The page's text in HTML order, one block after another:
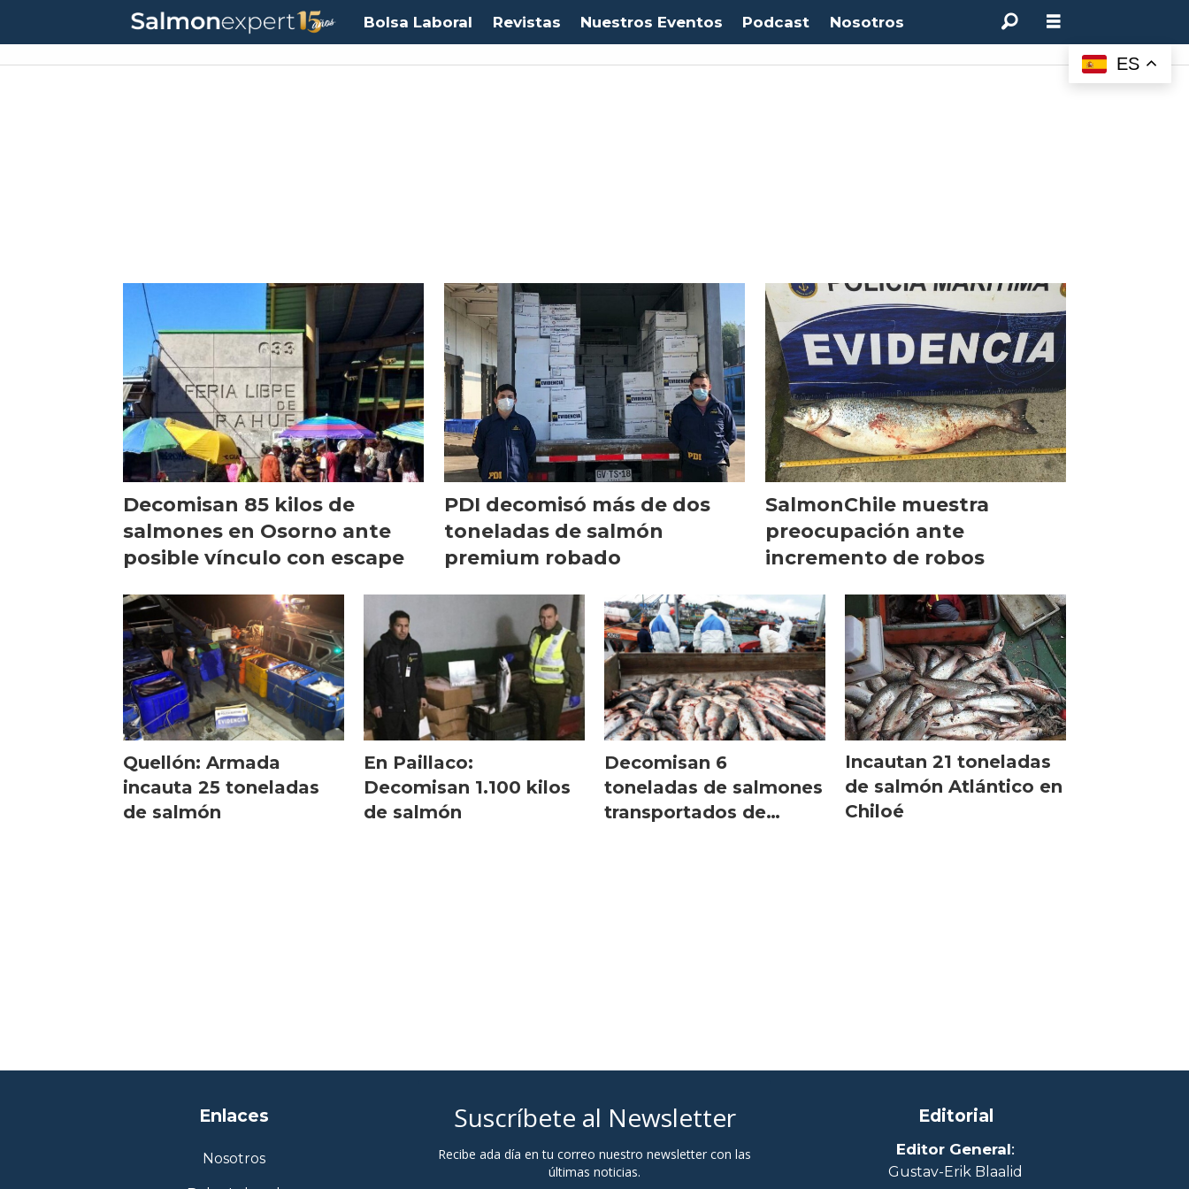
Bolsa Laboral Revistas Nuestros Eventos Podcast Nosotros
Tag:
Decomisan 85 kilos de
salmones en Osorno ante
posible vínculo con escape
PDI decomisó más de dos
toneladas de salmón
premium robado
SalmonChile muestra
preocupación ante
incremento de robos
Quellón: Armada
incauta 25 toneladas
de salmón
En Paillaco:
Decomisan 1.100 kilos
de salmón
Decomisan 6
toneladas de salmones
transportados de
Incautan 21 toneladas
de salmón Atlántico en
Chiloé
Enlaces
Nosotros
Suscríbete al Newsletter
Recibe ada día en tu correo nuestro newsletter con las
últimas noticias.
Editorial
Editor General:
Gustav-Erik Blaalid
ES